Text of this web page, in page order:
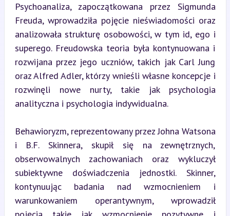
Psychoanaliza, zapoczątkowana przez Sigmunda
Freuda, wprowadziła pojęcie nieświadomości oraz
analizowała strukturę osobowości, w tym id, ego i
superego. Freudowska teoria była kontynuowana i
rozwijana przez jego uczniów, takich jak Carl Jung
oraz Alfred Adler, którzy wnieśli własne koncepcje i
rozwinęli nowe nurty, takie jak psychologia
analityczna i psychologia indywidualna.
Behawioryzm, reprezentowany przez Johna Watsona
i B.F. Skinnera, skupił się na zewnętrznych,
obserwowalnych zachowaniach oraz wykluczył
subiektywne doświadczenia jednostki. Skinner,
kontynuując badania nad wzmocnieniem i
warunkowaniem operantywnym, wprowadził